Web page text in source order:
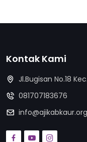
Kontak Kami
Jl.Bugisan No.18
081707183676
info@ajikabkaur.org